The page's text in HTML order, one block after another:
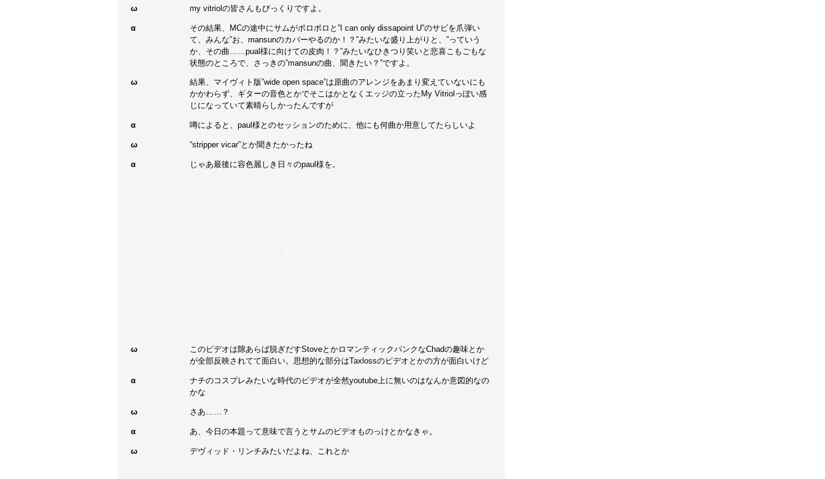
ω my vitriolの皆さんもびっくりですよ。
α
その結果、MCの途中にサムがポロポロと”I can only dissapoint U”のサビを爪弾い
て、みんな”お、mansunのカバーやるのか！？”みたいな盛り上がりと、”っていう
か、その曲……pual様に向けての皮肉！？”みたいなひきつり笑いと悲喜こもごもな
状態のところで、さっきの”mansunの曲、聞きたい？”ですよ。
ω
結果、マイヴィト版”wide open space”は原曲のアレンジをあまり変えていないにも
かかわらず、ギターの音色とかでそこはかとなくエッジの立ったMy Vitriolっぽい感
じになっていて素晴らしかったんですが
α 噂によると、paul様とのセッションのために、他にも何曲か用意してたらしいよ
ω “stripper vicar”とか聞きたかったね
α じゃあ最後に容色麗しき日々のpaul様を。
ω
このビデオは隙あらば脱ぎだすStoveとかロマンティックパンクなChadの趣味とか
が全部反映されてて面白い。思想的な部分はTaxlossのビデオとかの方が面白いけど
α
ナチのコスプレみたいな時代のビデオが全然youtube上に無いのはなんか意図的なの
かな
ω さあ……？
α あ、今日の本題って意味で言うとサムのビデオものっけとかなきゃ。
ω デヴィッド・リンチみたいだよね、これとか